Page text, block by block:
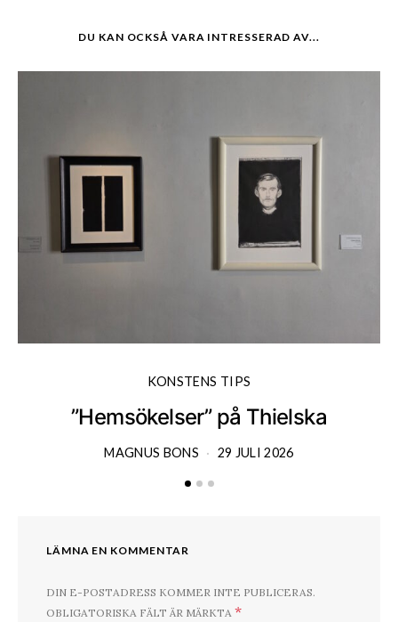
DU KAN OCKSÅ VARA INTRESSERAD AV...
KONSTENS TIPS
”Hemsökelser” på Thielska
MAGNUS BONS 29 JULI 2026
LÄMNA EN KOMMENTAR
DIN E-POSTADRESS KOMMER INTE PUBLICERAS.
OBLIGATORISKA FÄLT ÄR MÄRKTA *